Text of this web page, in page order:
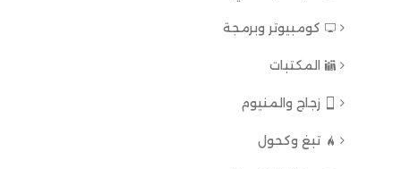
كومبيوتر وبرمجة
المكتبات
زجاج والمنيوم
تبغ وكحول